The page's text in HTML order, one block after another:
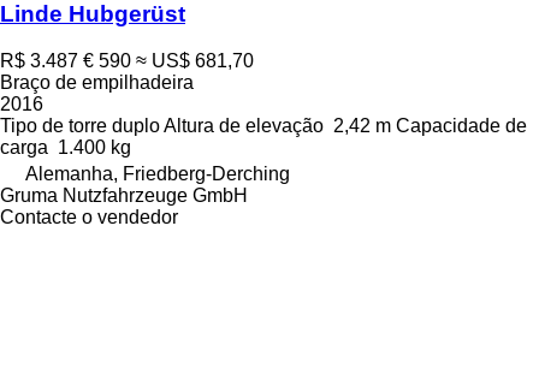
Linde Hubgerüst
R$ 3.487 € 590 ≈ US$ 681,70
Braço de empilhadeira
2016
Tipo de torre duploAltura de elevação 2,42 m Capacidade de
carga 1.400 kg
Alemanha, Friedberg-Derching
Gruma Nutzfahrzeuge GmbH
Contacte o vendedor